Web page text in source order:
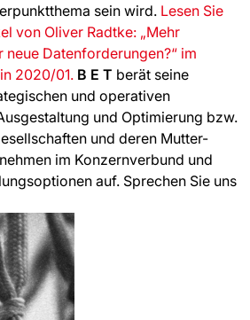
sein wird. Lesen Sie
von Oliver Radtke: „Mehr
Datenforderungen?“ im
2020/01. B E T berät seine
und operativen
und Optimierung bzw.
und deren Mutter-
im Konzernverbund und
auf. Sprechen Sie uns